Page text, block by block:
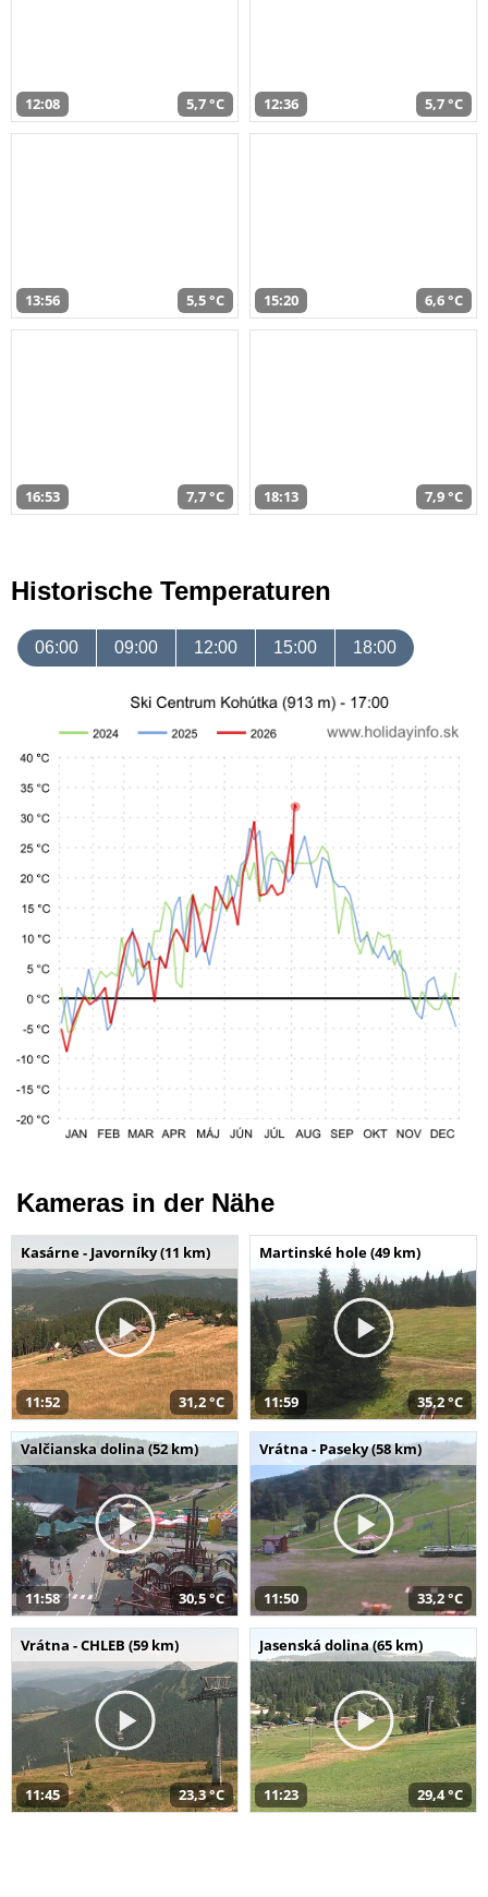
12:08 5,7 °C 12:36 5,7 °C
13:56 5,5 °C 15:20 6,6 °C
16:53 7,7 °C 18:13 7,9 °C
Historische Temperaturen
06:00 09:00 12:00 15:00 18:00
Kameras in der Nähe
Kasárne - Javorníky (11 km)
11:52 31,2 °C
Martinské hole (49 km)
11:59 35,2 °C
Valčianska dolina (52 km)
11:58 30,5 °C
Vrátna - Paseky (58 km)
11:50 33,2 °C
Vrátna - CHLEB (59 km)
11:45 23,3 °C
Jasenská dolina (65 km)
11:23 29,4 °C